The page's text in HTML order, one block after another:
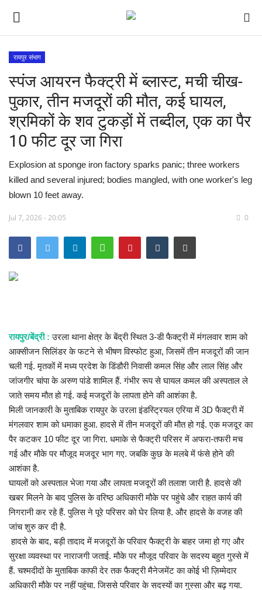
मध्य प्रदेश
विश्व
देश
विदेश
मुख्य समाचार
राष्ट्रीय
व्यापार
रोजगार
संपादकीय
मनोरंजन
राजनीति
मैगज़ीन की लेख
प्रमुख खबर
हेल्थ
Language
रायपुर संभाग
स्पंज आयरन फैक्ट्री में ब्लास्ट, मची चीख-
पुकार, तीन मजदूरों की मौत, कई घायल,
श्रमिकों के शव टुकड़ों में तब्दील, एक का पैर
10 फीट दूर जा गिरा
Explosion at sponge iron factory sparks panic; three workers
killed and several injured; bodies mangled, with one worker's leg
blown 10 feet away.
Jul 7, 2026 - 20:05 0
रायपुर/बेंद्री : उरला थाना क्षेत्र के बेंद्री स्थित 3-डी फैक्ट्री में मंगलवार शाम को
आक्सीजन सिलिंडर के फटने से भीषण विस्फोट हुआ, जिसमें तीन मजदूरों की जान
चली गई. मृतकों में मध्य प्रदेश के डिंडौरी निवासी कमल सिंह और लाल सिंह और
जांजगीर चांपा के अरुण पांडे शामिल हैं. गंभीर रूप से घायल कमल की अस्पताल ले
जाते समय मौत हो गई. कई मजदूरों के लापता होने की आशंका है.
मिली जानकारी के मुताबिक रायपुर के उरला इंडस्ट्रियल एरिया में 3D फैक्ट्री में
मंगलवार शाम को धमाका हुआ. हादसे में तीन मजदूरों की मौत हो गई. एक मजदूर का
पैर कटकर 10 फीट दूर जा गिरा. धमाके से फैक्ट्री परिसर में अफरा-तफरी मच
गई और मौके पर मौजूद मजदूर भाग गए. जबकि कुछ के मलबे में फंसे होने की
आशंका है.
घायलों को अस्पताल भेजा गया और लापता मजदूरों की तलाश जारी है. हादसे की
खबर मिलने के बाद पुलिस के वरिष्ठ अधिकारी मौके पर पहुंचे और राहत कार्य की
निगरानी कर रहे हैं. पुलिस ने पूरे परिसर को घेर लिया है. और हादसे के वजह की
जांच शुरु कर दी है.
हादसे के बाद, बड़ी तादाद में मजदूरों के परिवार फैक्ट्री के बाहर जमा हो गए और
सुरक्षा व्यवस्था पर नाराजगी जताई. मौके पर मौजूद परिवार के सदस्य बहुत गुस्से में
हैं. चश्मदीदों के मुताबिक काफी देर तक फैक्ट्री मैनेजमेंट का कोई भी ज़िम्मेदार
अधिकारी मौके पर नहीं पहुंचा. जिससे परिवार के सदस्यों का गुस्सा और बढ़ गया.